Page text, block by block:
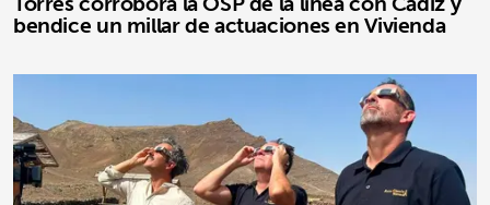
bendice un millar de actuaciones en Vivienda